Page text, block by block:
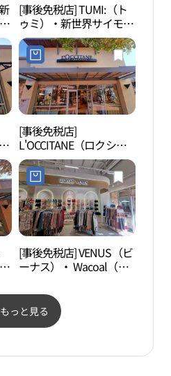
[事後免税店] TUMI:（ト
ゥミ）・新世界サイモン
プレミアムアウトレット
ヨジュ（驪州）店(투미
신세계사이먼프리미엄아
울렛 여주점)
[事後免税店]
L'OCCITANE（ロクシタ
ン）・新世界サイモンプ
レミアムアウトレットヨ
ジュ（驪州）店(록시땅
신세계사이먼프리미엄아
울렛 여주점)
[事後免税店] VENUS（ビ
ーナス）・ Wacoal（ワ
ンプレミアムアウトレッ
トヨジュ（驪州）店(비
너스/와코루 신세계사이
もっと見る